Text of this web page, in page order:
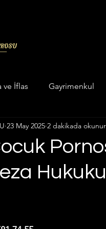
ve İflas Gayrimenkul
categorizar
Enerji Maden
Hukuku
23 May 2025 2 dakikada okunur